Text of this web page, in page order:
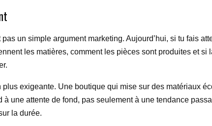
un simple argument marketing. Aujourd’hui, si tu fais
les matières, comment les pièces sont produites et si
exigeante. Une boutique qui mise sur des matériaux
une attente de fond, pas seulement à une tendance
la durée.